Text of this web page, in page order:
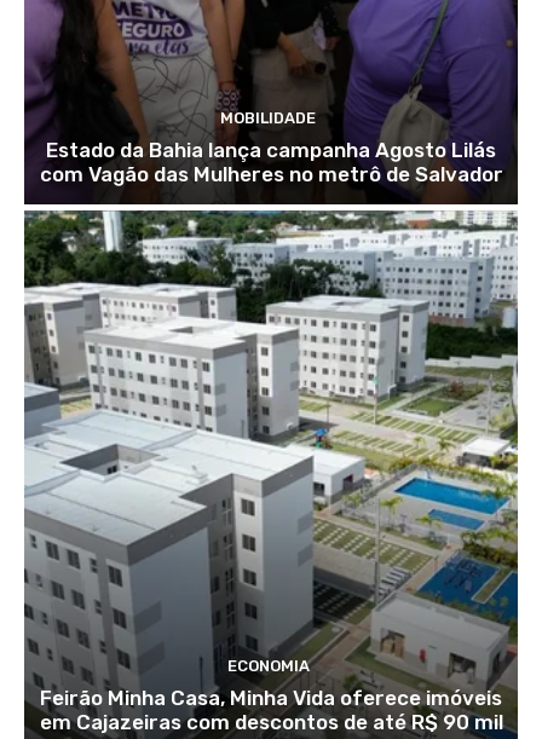
MOBILIDADE
Estado da Bahia lança campanha Agosto Lilás
com Vagão das Mulheres no metrô de Salvador
ECONOMIA
Feirão Minha Casa, Minha Vida oferece imóveis
em Cajazeiras com descontos de até R$ 90 mil